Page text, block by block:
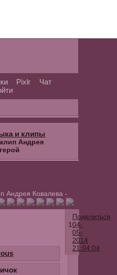
Pixlr
Чат
и клипы
Андрея
Андрея Ковалева -
Поделиться
104-
05-
2014
21:04:04